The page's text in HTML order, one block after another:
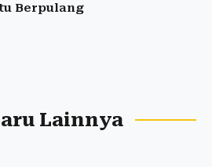
Berpulang
Lainnya